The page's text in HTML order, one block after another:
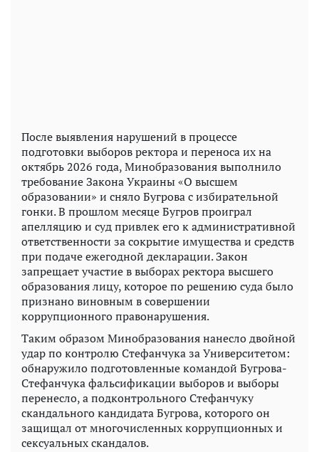
После выявления нарушений в процессе
подготовки выборов ректора и переноса их на
октябрь 2026 года, Минобразования выполнило
требование Закона Украины «О высшем
образовании» и сняло Бугрова с избирательной
гонки. В прошлом месяце Бугров проиграл
апелляцию и суд привлек его к административной
ответственности за сокрытие имущества и средств
при подаче ежегодной декларации. Закон
запрещает участие в выборах ректора высшего
образования лицу, которое по решению суда было
признано виновным в совершении
коррупционного правонарушения.
Таким образом Минобразования нанесло двойной
удар по контролю Стефанчука за Университетом:
обнаружило подготовленные командой Бугрова-
Стефанчука фальсификации выборов и выборы
перенесло, а подконтрольного Стефанчуку
скандального кандидата Бугрова, которого он
защищал от многочисленных коррупционных и
сексуальных скандалов.